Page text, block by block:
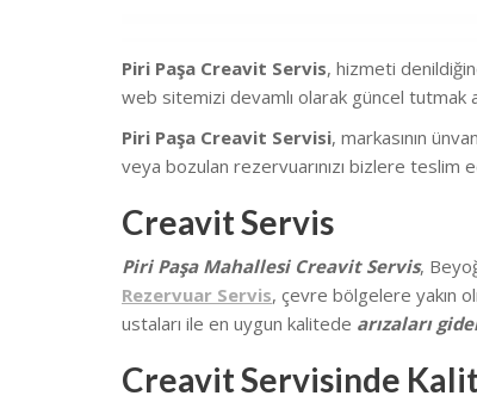
Piri Paşa Creavit Servis, hizmeti
web sitemizi devamlı olarak güncel tutmak
Piri Paşa Creavit Servisi, markasının
veya bozulan rezervuarınızı bizlere teslim
Creavit Servis
Piri Paşa Mahallesi Creavit Servis,
Rezervuar Servis, çevre bölgelere yakın
ustaları ile en uygun kalitede arızaları
Creavit Servisinde